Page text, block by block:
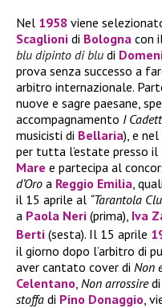
Nel 1958 viene
Scaglioni di Bologna con
blu dipinto di blu di
prova senza successo a
arbitro internazionale.
nuove e sagre paesane,
accompagnamento I
musicisti di Bellaria), e nel
per tutta l’estate presso il
Mare e partecipa al
d’Oro a Reggio Emilia,
il 15 aprile al “Tarantola
a Paola Neri (prima), Iva
Berti (sesta). Il 15 aprile
il giorno dopo l’arbitro di
aver cantato cover di Non
Celentano Non arrossiredi
stoffa di Pino Donaggio ,